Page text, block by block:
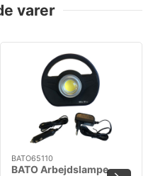
varer
BATO65110
BATO Arbejdslampe